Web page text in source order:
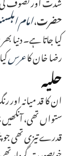
حضرت،امام
کیا جاتا ہے۔ دنیا
رضا خان کاعرس
حلیہ
ان کا قد میانہ اور
ستواں تھی،
قدرے تیزی تھی